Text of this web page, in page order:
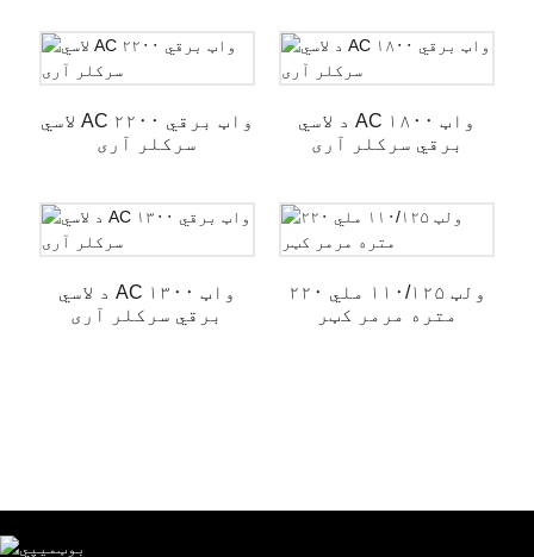
لاسي AC ۲۲۰۰ واټ برقي
سرکلر آری
د لاسي AC ۱۸۰۰ واټ
برقي سرکلر آری
د لاسي AC ۱۳۰۰ واټ
برقي سرکلر آری
۲۲۰ ولټ ۱۱۰/۱۲۵ ملي
متره مرمر کټر